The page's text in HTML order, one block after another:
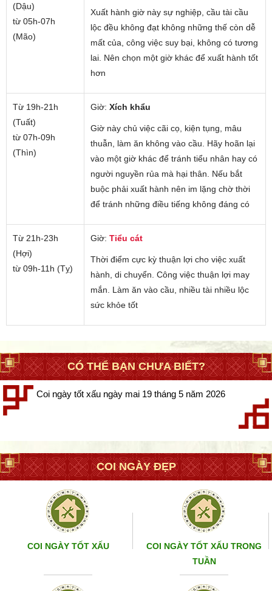
(Dậu)
từ 05h-07h
(Mão)
Xuất hành giờ này sự nghiệp, cầu tài cầu
lộc đều không đạt không những thế còn dễ
mất của, công việc suy bại, không có tương
lai. Nên chọn một giờ khác để xuất hành tốt
hơn
Từ 19h-21h
(Tuất)
từ 07h-09h
(Thìn)
Giờ: Xích khẩu
Giờ này chủ việc cãi cọ, kiện tụng, mâu
thuẫn, làm ăn không vào cầu. Hãy hoãn lại
vào một giờ khác để tránh tiểu nhân hay có
người nguyền rủa mà hại thân. Nếu bắt
buộc phải xuất hành nên im lặng chờ thời
để tránh những điều tiếng không đáng có
Từ 21h-23h
(Hợi)
từ 09h-11h (Tỵ)
Giờ: Tiểu cát
Thời điểm cực kỳ thuận lợi cho việc xuất
hành, di chuyển. Công việc thuận lợi may
mắn. Làm ăn vào cầu, nhiều tài nhiều lộc
sức khỏe tốt
CÓ THỂ BẠN CHƯA BIẾT?
Coi ngày tốt xấu ngày mai 19 tháng 5 năm 2026
COI NGÀY ĐẸP
COI NGÀY TỐT XẤU
COI NGÀY TỐT XẤU TRONG
TUẦN